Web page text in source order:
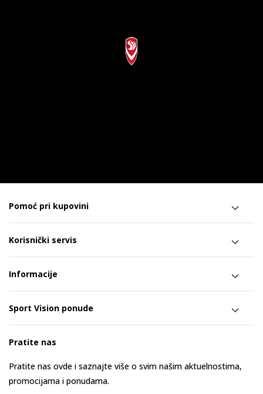
Pomoć pri kupovini
Korisnički servis
Informacije
Sport Vision ponude
Pratite nas
Pratite nas ovde i saznajte više o svim našim aktuelnostima,
promocijama i ponudama.